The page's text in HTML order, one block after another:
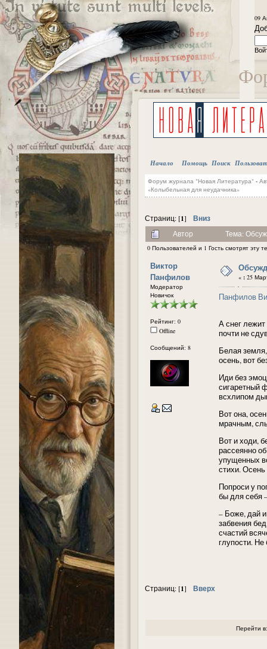
09
Начало Помощь Поиск
Форум журнала "Новая Литература"-
«Колыбельная для неудачника»
Страниц: [1] Вниз
Автор Тема:
0 Пользователей и 1 Гость смотрят эту
Виктор
Панфилов
Модератор
Новичок
Рейтинг: 0
Offline
Сообщений: 8
« : 25
Панфилов
А снег
почти не
Белая
осень, вот
Иди без
сигаретный
всхлипом
Вот она,
мрачным,
Вот и ходи,
рассеянно
упущенных
стихи. Осень
Попроси у
бы для себя
– Боже, дай
забвения
счастий
глупости.
Страниц: [1] Вверх
Перейти в: